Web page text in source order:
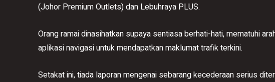
(Johor Premium Outlets) dan Lebuhraya PLUS.
​Orang ramai dinasihatkan supaya sentiasa berhati-hati, mematuhi
aplikasi navigasi untuk mendapatkan maklumat trafik terkini.
Setakat ini, tiada laporan mengenai sebarang kecederaan serius